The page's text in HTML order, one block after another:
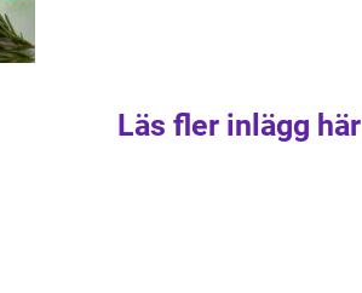
Läs fler inlägg här